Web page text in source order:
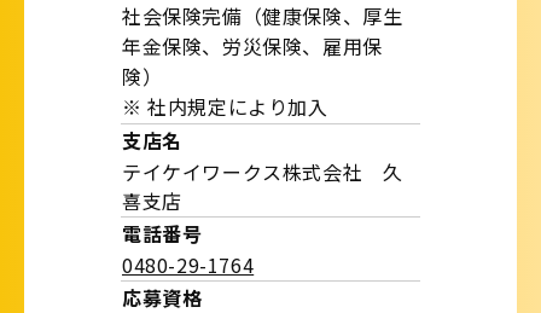
社会保険完備（健康保険、厚生
年金保険、労災保険、雇用保
険）
※ 社内規定により加入
支店名
テイケイワークス株式会社 久
喜支店
電話番号
0480-29-1764
応募資格